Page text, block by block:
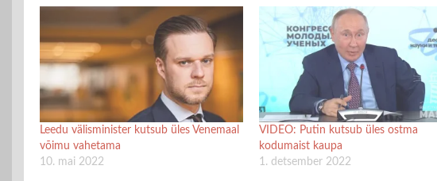
Leedu välisminister kutsub üles Venemaal
võimu vahetama
10. mai 2022
VIDEO: Putin kutsub üles ostma
kodumaist kaupa
1. detsember 2022